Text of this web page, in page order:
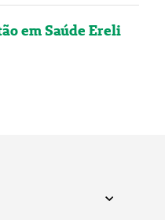
em Saúde Ereli